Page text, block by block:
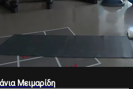
Μειμαρίδη